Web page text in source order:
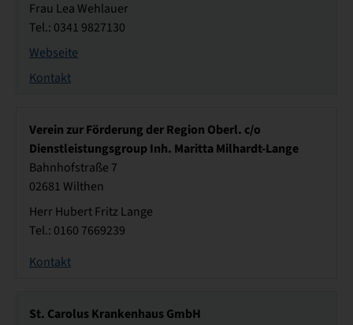
Frau Lea Wehlauer
Tel.: 0341 9827130
Webseite
Kontakt
Verein zur Förderung der Region Oberl. c/o
Dienstleistungsgroup Inh. Maritta Milhardt-Lange
Bahnhofstraße 7
02681 Wilthen
Herr Hubert Fritz Lange
Tel.: 0160 7669239
Kontakt
St. Carolus Krankenhaus GmbH